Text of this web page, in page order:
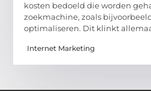
kosten bedoeld die worden
zoekmachine, zoals
optimaliseren. Dit klinkt
Internet Marketing